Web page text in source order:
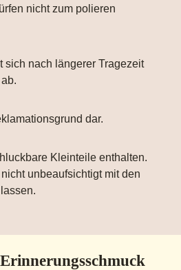
nicht zum polieren
sich nach längerer Tragezeit
dar.
Kleinteile enthalten.
unbeaufsichtigt mit den